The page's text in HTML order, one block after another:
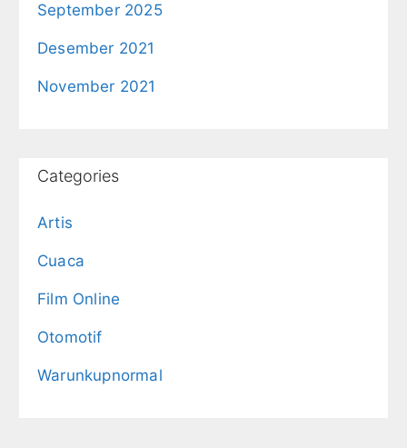
September 2025
Desember 2021
November 2021
Categories
Artis
Cuaca
Film Online
Otomotif
Warunkupnormal